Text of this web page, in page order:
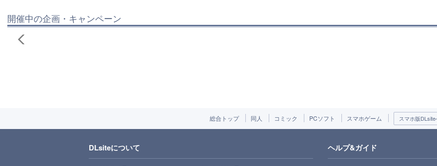
開催中の企画・キャンペーン
総合トップ 同人 コミック PCソフト スマホゲーム スマホ版DLsite
DLsiteについて ヘルプ&ガイド